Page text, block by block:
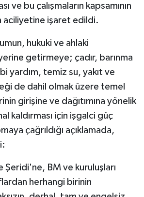
ve bu çalışmaların kapsamının
aciliyetine işaret edildi.
hukuki ve ahlaki
getirmeye; çadır, barınma
yardım, temiz su, yakıt ve
de dahil olmak üzere temel
girişine ve dağıtımına yönelik
kaldırması için işgalci güç
çağrıldığı açıklamada,
Şeridi'ne, BM ve kuruluşları
herhangi birinin